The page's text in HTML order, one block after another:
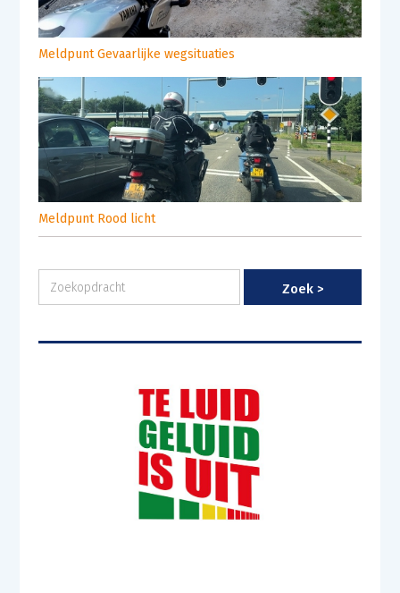
Meldpunt Gevaarlijke wegsituaties
Meldpunt Rood licht